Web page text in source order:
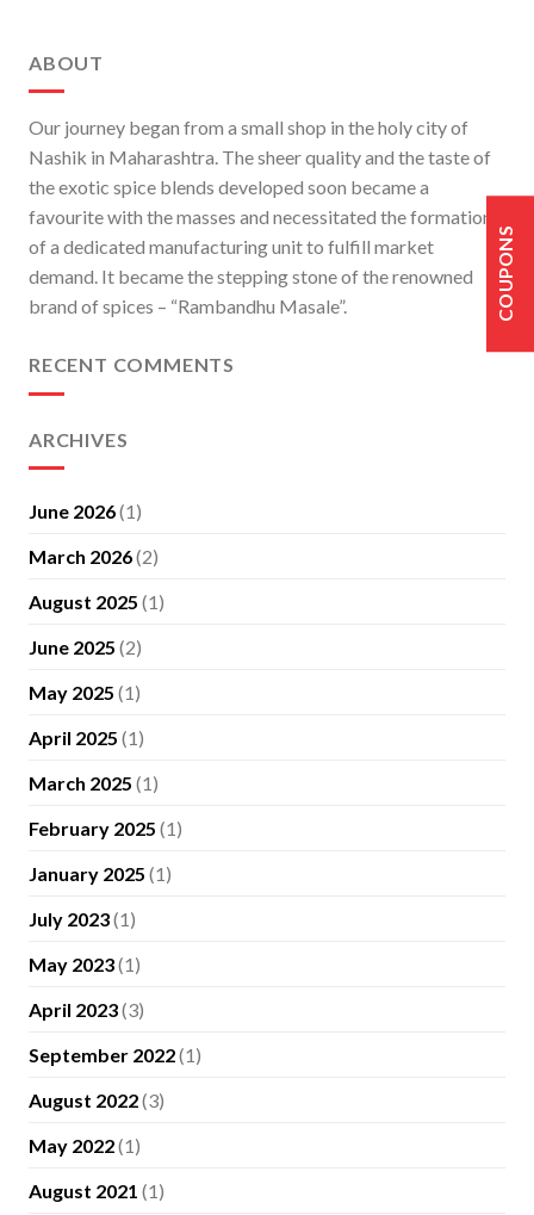
COUPONS
ABOUT
Our journey began from a small shop in the holy city of
Nashik in Maharashtra. The sheer quality and the taste of
the exotic spice blends developed soon became a
favourite with the masses and necessitated the formation
of a dedicated manufacturing unit to fulfill market
demand. It became the stepping stone of the renowned
brand of spices – “Rambandhu Masale”.
RECENT COMMENTS
ARCHIVES
June 2026(1)
March 2026(2)
August 2025 (1)
June 2025 (2)
May 2025 (1)
April 2025 (1)
March 2025 (1)
February 2025 (1)
January 2025 (1)
July 2023(1)
May 2023(1)
April 2023(3)
September 2022(1)
August 2022(3)
May 2022(1)
August 2021 (1)